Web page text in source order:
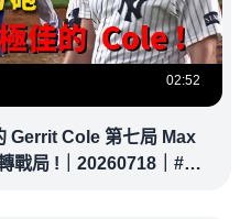
02:52
Gerrit Cole 第七局 Max
戰局 !｜20260718｜#洛